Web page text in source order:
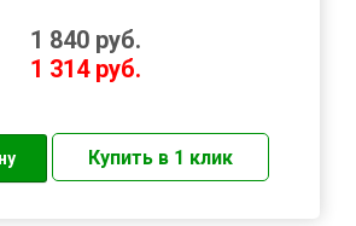
1 840 руб.
1 314 руб.